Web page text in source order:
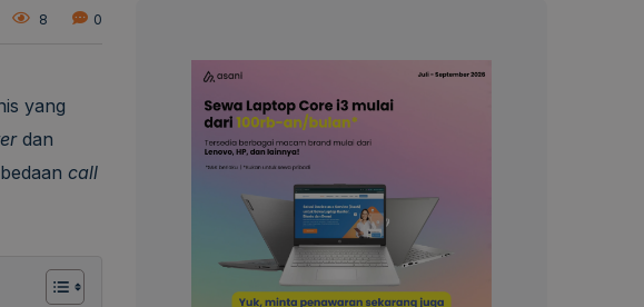
8 0
yang
dan
call